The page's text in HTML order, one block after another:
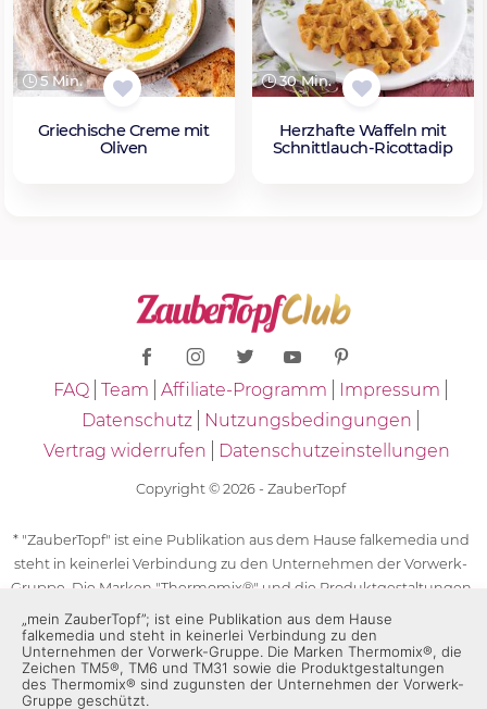
5 Min.
Griechische Creme mit
Oliven
30 Min.
Herzhafte Waffeln mit
Schnittlauch-Ricottadip
FAQ Team Affiliate-Programm
Impressum
Datenschutz
Nutzungsbedingungen
Vertrag widerrufen
Datenschutzeinstellungen
Copyright © 2026 - ZauberTopf
* "ZauberTopf" ist eine Publikation aus dem Hause falkemedia und
steht in keinerlei Verbindung zu den Unternehmen der Vorwerk-
Gruppe. Die Marken "Thermomix®" und die Produktgestaltungen
des "Thermomix®" sind eingetragene Marken der Unternehmen
der Vorwerk-Gruppe. Die Marken Thermomix®, die Zeichen TM5®,
TM6 und TM31 sowie die Produktgestaltungen des Thermomix®
sind zugunsten der Unternehmen der Vorwerk-Gruppe
„mein ZauberTopf”; ist eine Publikation aus dem Hause
falkemedia und steht in keinerlei Verbindung zu den
Unternehmen der Vorwerk-Gruppe. Die Marken Thermomix®, die
Zeichen TM5®, TM6 und TM31 sowie die Produktgestaltungen
des Thermomix® sind zugunsten der Unternehmen der Vorwerk-
Gruppe geschützt.